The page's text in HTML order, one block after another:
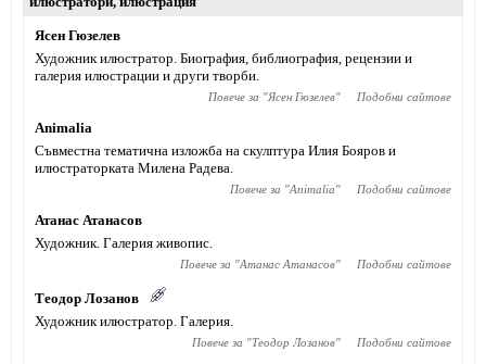
Ясен Гюзелев
Художник илюстратор. Биография, библиография, рецензии и
галерия илюстрации и други творби.
Повече за "Ясен Гюзелев" Подобни сайтове
Animaliа
Съвместна тематична изложба на скулптура Илия Бояров и
илюстраторката Милена Радева.
Повече за "Animaliа" Подобни сайтове
Атанас Атанасов
Художник. Галерия живопис.
Повече за "Атанас Атанасов" Подобни сайтове
Теодор Лозанов
Художник илюстратор. Галерия.
Повече за "Теодор Лозанов" Подобни сайтове